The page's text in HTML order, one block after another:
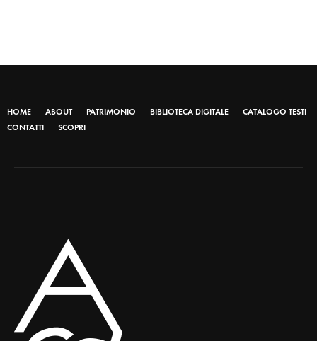
HOME ABOUT PATRIMONIO BIBLIOTECA DIGITALE
CATALOGO TESTI
CONTATTI
SCOPRI